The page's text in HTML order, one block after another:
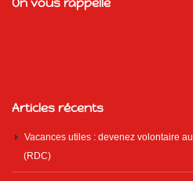
Articles récents
Vacances utiles : devenez volontaire
(RDC)